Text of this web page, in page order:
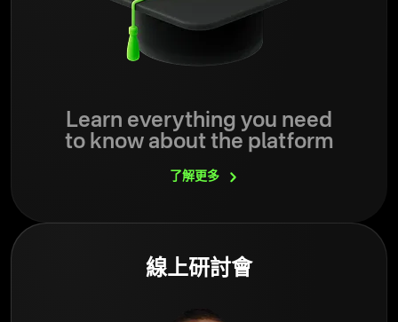
Learn everything you need
to know about the platform
了解更多
線上研討會